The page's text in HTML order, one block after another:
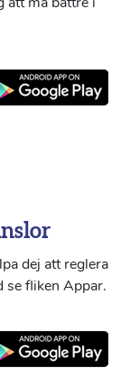
dej att reglera
se fliken Appar.